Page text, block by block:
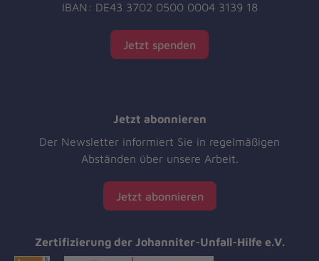
IBAN: DE43 3702 0500 0004 3139 18
Jetzt spenden
Jetzt abonnieren
Der Newsletter informiert Sie in regelmäßigen
Abständen über unsere Arbeit.
Jetzt abonnieren
Zertifizierung der Johanniter-Unfall-Hilfe e.V.